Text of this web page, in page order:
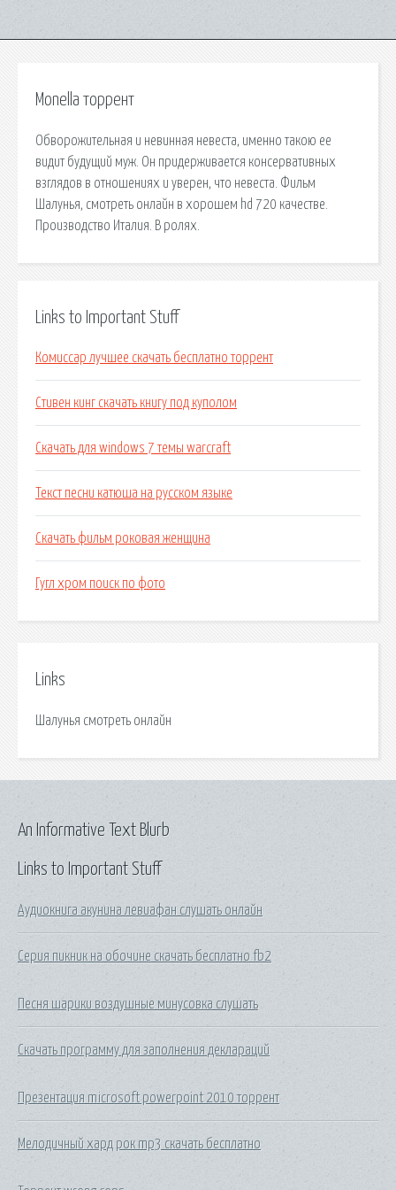
Monella торрент
Обворожительная и невинная невеста, именно такою ее
видит будущий муж. Он придерживается консервативных
взглядов в отношениях и уверен, что невеста. Фильм
Шалунья, смотреть онлайн в хорошем hd 720 качестве.
Производство Италия. В ролях.
Links to Important Stuff
Комиссар лучшее скачать бесплатно торрент
Стивен кинг скачать книгу под куполом
Скачать для windows 7 темы warcraft
Текст песни катюша на русском языке
Скачать фильм роковая женщина
Гугл хром поиск по фото
Links
Шалунья смотреть онлайн
Links to Important Stuff
Аудиокнига акунина левиафан слушать онлайн
Серия пикник на обочине скачать бесплатно fb2
Песня шарики воздушные минусовка слушать
Скачать программу для заполнения деклараций
Презентация microsoft powerpoint 2010 торрент
Мелодичный хард рок mp3 скачать бесплатно
An Informative Text Blurb